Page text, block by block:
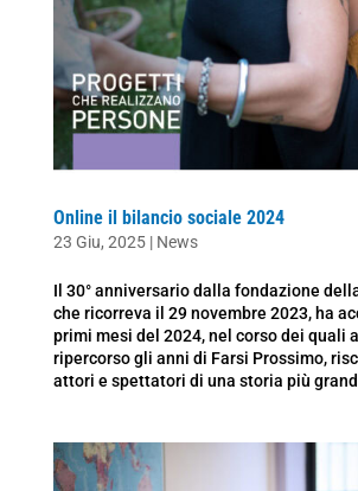
Online il bilancio sociale 2024
23 Giu, 2025| News
Il 30° anniversario dalla fondazione
che ricorreva il 29 novembre 2023, ha
primi mesi del 2024, nel corso dei quali
ripercorso gli anni di Farsi Prossimo,
attori e spettatori di una storia più